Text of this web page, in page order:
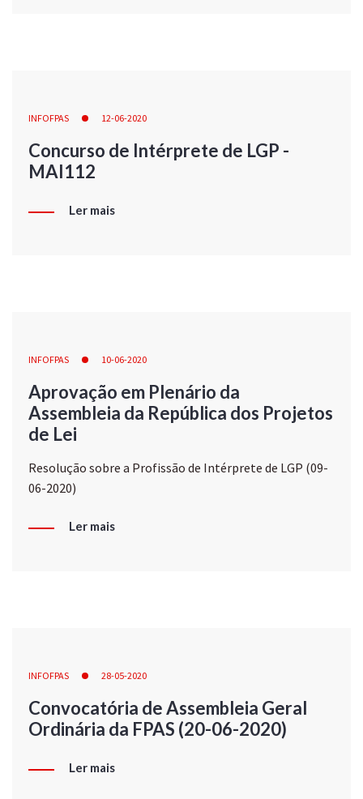
INFOFPAS 12-06-2020
Concurso de Intérprete de LGP -
MAI112
Ler mais
INFOFPAS 10-06-2020
Aprovação em Plenário da
Assembleia da República dos Projetos
de Lei
Resolução sobre a Profissão de Intérprete de LGP (09-
06-2020)
Ler mais
INFOFPAS 28-05-2020
Convocatória de Assembleia Geral
Ordinária da FPAS (20-06-2020)
Ler mais